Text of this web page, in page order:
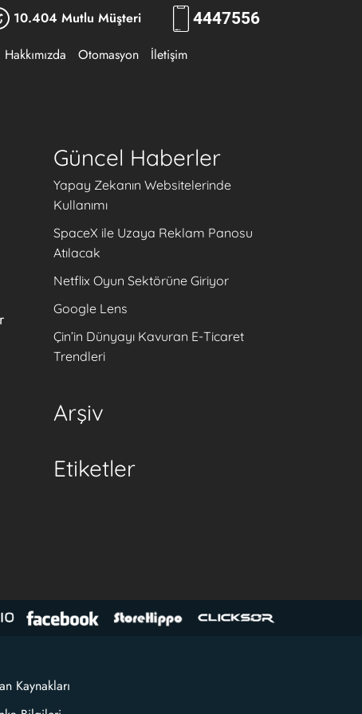
10.404 Mutlu Müşteri 4447556
Hakkımızda Otomasyon İletişim
Güncel Haberler
Yapay Zekanın Websitelerinde
Kullanımı
SpaceX ile Uzaya Reklam Panosu
Atılacak
Netflix Oyun Sektörüne Giriyor
Google Lens
Çin’in Dünyayı Kavuran E-Ticaret
Trendleri
Arşiv
Etiketler
Kaynakları